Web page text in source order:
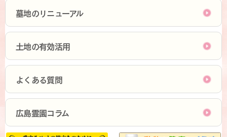
墓地のリニューアル
土地の有効活用
よくある質問
広島霊園コラム